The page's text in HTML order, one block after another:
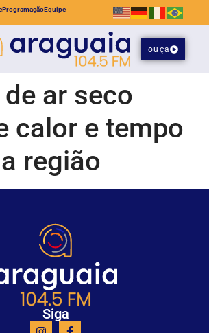
ProgramaçãoEquipe
ouça
ar seco
calor e tempo
região
Siga